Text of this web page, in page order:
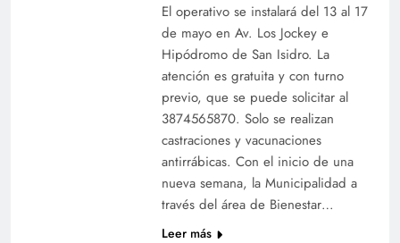
El operativo se instalará del 13 al 17
de mayo en Av. Los Jockey e
Hipódromo de San Isidro. La
atención es gratuita y con turno
previo, que se puede solicitar al
3874565870. Solo se realizan
castraciones y vacunaciones
antirrábicas. Con el inicio de una
nueva semana, la Municipalidad a
través del área de Bienestar…
Leer más